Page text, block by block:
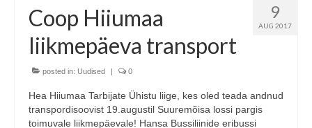
9
AUG 2017
Coop Hiiumaa
liikmepäeva transport
posted in: Uudised | 0
Hea Hiiumaa Tarbijate Ühistu liige, kes oled teada andnud
transpordisoovist 19.augustil Suuremõisa lossi pargis
toimuvale liikmepäevale! Hansa Bussiliinide eribussi